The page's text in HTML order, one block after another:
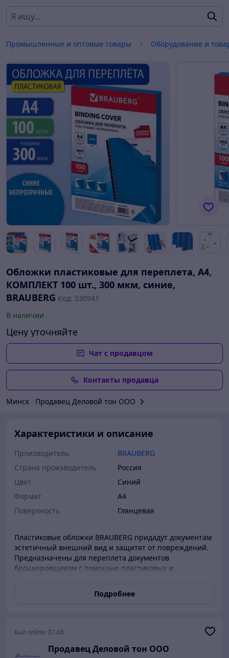
Промышленные и оптовые товары Оборудование и
Обложки пластиковые для переплета, А4,
КОМПЛЕКТ 100 шт., 300 мкм, синие,
BRAUBERG Код: 530941
В наличии
Цену уточняйте
Чат с продавцом
Контакты продавца
Минск Продавец Деловой тон ООО
Характеристики и описание
Производитель
BRAUBERG
Страна производитель
Россия
Цвет
Синий
Формат
A4
Поверхность
Глянцевая
Пластиковые обложки BRAUBERG придадут документам
эстетичный внешний вид и защитят от повреждений.
Предназначены для переплета документов
брошюровщиком с помощью пластиковых и
износостойкого полипропилена синего цвета и
плотностью 300 мкм. Имеют глянцевую текстуру.
проверенный способ сохранить важные бумаги в
Подробнее
Был online: 07.08
Продавец Деловой тон ООО